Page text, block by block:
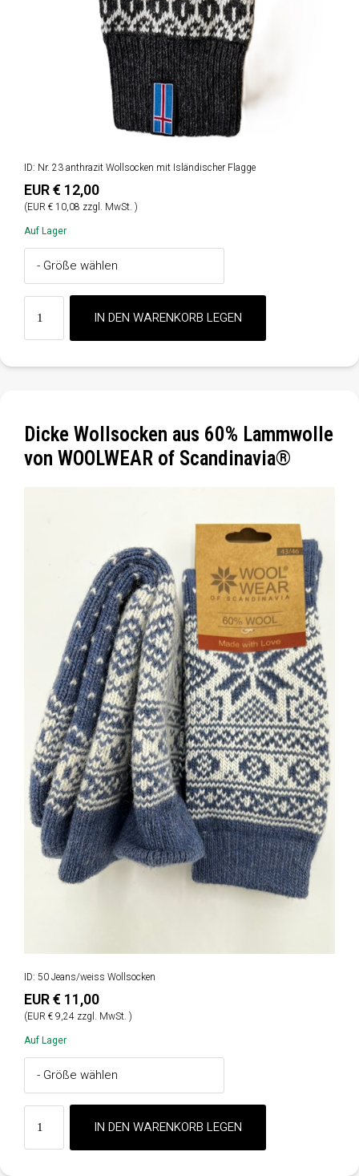
ID: Nr. 23 anthrazit Wollsocken mit Isländischer Flagge
EUR € 12,00
(EUR € 10,08 zzgl. MwSt. )
Auf Lager
Dicke Wollsocken aus 60% Lammwolle
von WOOLWEAR of Scandinavia®
ID: 50 Jeans/weiss Wollsocken
EUR € 11,00
(EUR € 9,24 zzgl. MwSt. )
Auf Lager